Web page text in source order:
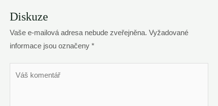
Diskuze
Vaše e-mailová adresa nebude zveřejněna. Vyžadované
informace jsou označeny *